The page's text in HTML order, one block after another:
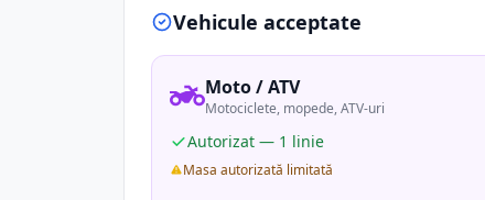
Vehicule acceptate
Moto / ATV
Motociclete, mopede, ATV-uri
Autorizat — 1 linie
Masa autorizată limitată